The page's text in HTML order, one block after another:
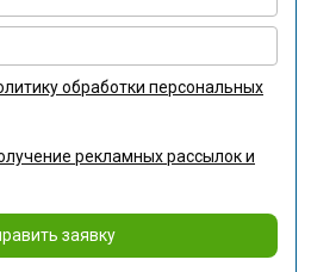
обработки персональных
рекламных рассылок и
заявку